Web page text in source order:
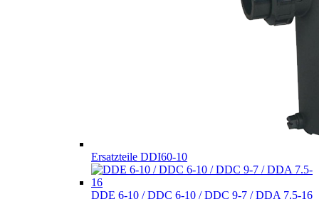
Ersatzteile DDI60-10
DDE 6-10 / DDC 6-10 / DDC 9-7 / DDA 7.5-16